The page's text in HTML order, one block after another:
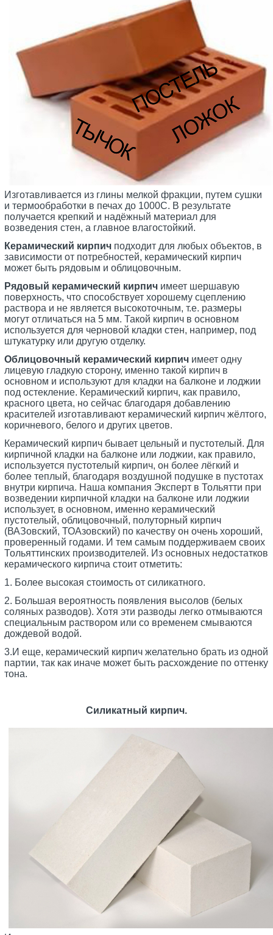
Изготавливается из глины мелкой фракции, путем сушки
и термообработки в печах до 1000С. В результате
получается крепкий и надёжный материал для
возведения стен, а главное влагостойкий.
Керамический кирпич подходит для любых объектов, в
зависимости от потребностей, керамический кирпич
может быть рядовым и облицовочным.
Рядовый керамический кирпич имеет шершавую
поверхность, что способствует хорошему сцеплению
раствора и не является высокоточным, т.е. размеры
могут отличаться на 5 мм. Такой кирпич в основном
используется для черновой кладки стен, например, под
штукатурку или другую отделку.
Облицовочный керамический кирпич имеет одну
лицевую гладкую сторону, именно такой кирпич в
основном и используют для кладки на балконе и лоджии
под остекление. Керамический кирпич, как правило,
красного цвета, но сейчас благодаря добавлению
красителей изготавливают керамический кирпич жёлтого,
коричневого, белого и других цветов.
Керамический кирпич бывает цельный и пустотелый. Для
кирпичной кладки на балконе или лоджии, как правило,
используется пустотелый кирпич, он более лёгкий и
более теплый, благодаря воздушной подушке в пустотах
внутри кирпича. Наша компания Эксперт в Тольятти при
возведении кирпичной кладки на балконе или лоджии
использует, в основном, именно керамический
пустотелый, облицовочный, полуторный кирпич
(ВАЗовский, ТОАзовский) по качеству он очень хороший,
проверенный годами. И тем самым поддерживаем своих
Тольяттинских производителей. Из основных недостатков
керамического кирпича стоит отметить:
1. Более высокая стоимость от силикатного.
2. Большая вероятность появления высолов (белых
соляных разводов). Хотя эти разводы легко отмываются
специальным раствором или со временем смываются
дождевой водой.
3.И еще, керамический кирпич желательно брать из одной
партии, так как иначе может быть расхождение по оттенку
тона.
Силикатный кирпич.